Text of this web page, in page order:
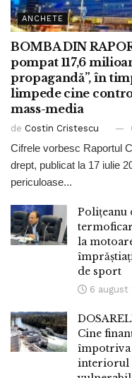
ANCHETE
BOMBA DIN
pompat 117,6
propagandă”, în
limpede cine
mass-media
de Costin Cristescu
Cifrele vorbesc Raportul
drept, publicat la 17 iulie
periculoase...
Polițeanu
la
de sport
6 august
Cine
împotriva
interiorul